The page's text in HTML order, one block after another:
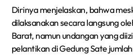
Dirinya menjelaskan, bahwa
dilaksanakan secara langsung
Barat, namun undangan yang
pelantikan di Gedung Sate